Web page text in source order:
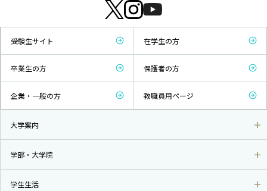
受験生サイト 在学生の方
卒業生の方 保護者の方
企業・一般の方 教職員用ページ
大学案内
学部・大学院
学生生活